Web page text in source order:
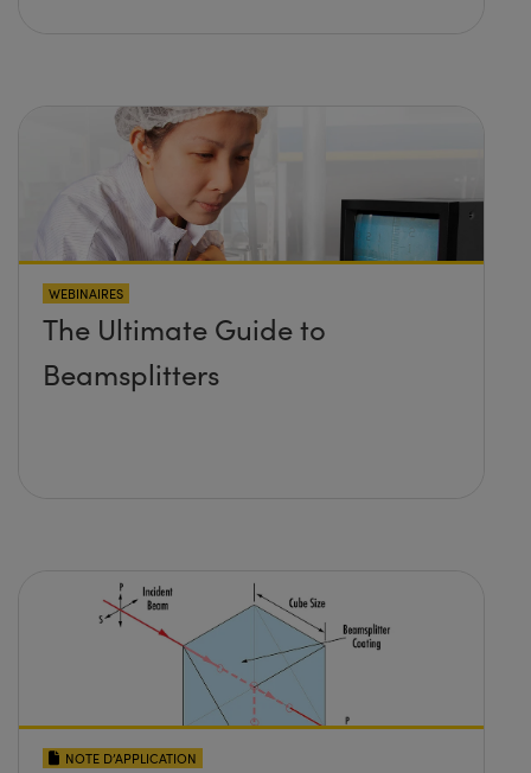
WEBINAIRES
The Ultimate Guide to
Beamsplitters
NOTE D’APPLICATION